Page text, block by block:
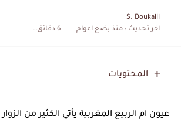
S. Doukalli
اخر تحديث :منذ بضع اعوام 6 دقائق للقراءة
المحتويات
عيون ام الربيع المغربية يأتي الكثير من